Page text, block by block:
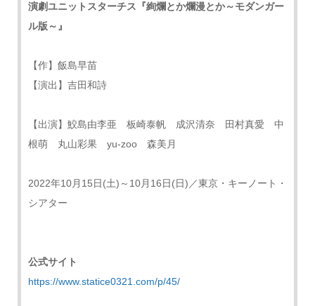
演劇ユニットスターチス『絢爛とか爛漫とか～モダンガー
ル版～』
【作】飯島早苗
【演出】吉田和詩
【出演】鮫島由李亜 板崎泰帆 成沢清奈 田村真愛 中
根萌 丸山彩果 yu-zoo 森美月
2022年10月15日(土)～10月16日(日)／東京・キーノート・
シアター
公式サイト
https://www.statice0321.com/p/45/